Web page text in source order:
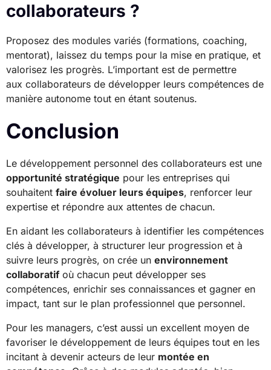
collaborateurs ?
Proposez des modules variés (formations, coaching,
mentorat), laissez du temps pour la mise en pratique, et
valorisez les progrès. L’important est de permettre
aux collaborateurs de développer leurs compétences de
manière autonome tout en étant soutenus.
Conclusion
Le développement personnel des collaborateurs est une
opportunité stratégique pour les entreprises qui
souhaitent faire évoluer leurs équipes, renforcer leur
expertise et répondre aux attentes de chacun.
En aidant les collaborateurs à identifier les compétences
clés à développer, à structurer leur progression et à
suivre leurs progrès, on crée un environnement
collaboratif où chacun peut développer ses
compétences, enrichir ses connaissances et gagner en
impact, tant sur le plan professionnel que personnel.
Pour les managers, c’est aussi un excellent moyen de
favoriser le développement de leurs équipes tout en les
incitant à devenir acteurs de leur montée en